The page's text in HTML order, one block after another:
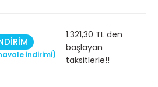
indirimi)
1.321,30 TL den
başlayan
taksitlerle!!